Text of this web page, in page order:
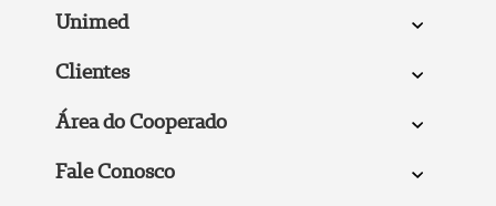
Unimed
Clientes
Área do Cooperado
Fale Conosco